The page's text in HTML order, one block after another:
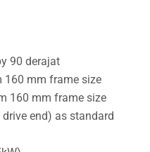
90 derajat
160 mm frame size
160 mm frame size
end) as standard